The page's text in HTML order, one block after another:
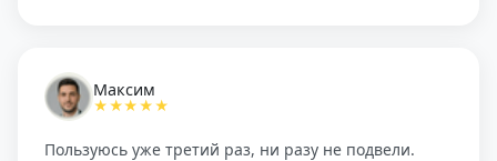
Максим
★★★★★
Пользуюсь уже третий раз, ни разу не подвели.